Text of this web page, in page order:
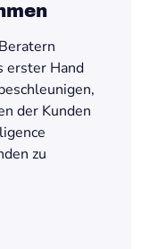
erster Hand
der Kunden
zu